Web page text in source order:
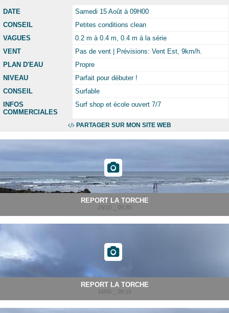
DATE
Samedi 15 Août à 09H00
CONSEIL
Petites conditions clean
VAGUES
0.2 m à 0.4 m, 0.4 m à la série
VENT
Pas de vent | Prévisions: Vent Est, 9km/h.
PLAN D'EAU
Propre
NIVEAU
Parfait pour débuter !
CONSEIL
Surfable
INFOS
COMMERCIALES
Surf shop et école ouvert 7/7
PARTAGER SUR MON SITE WEB
REPORT LA TORCHE
29/10 _ 09:30
REPORT LA TORCHE
16/05 _ 09:15